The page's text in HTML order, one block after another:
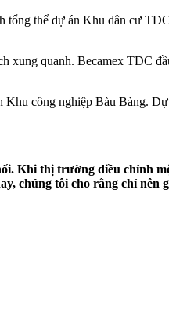
thể dự án Khu dân cư
quanh. Becamex TDC
công nghiệp Bàu Bàng.
Khi thị trường điều chỉnh
chúng tôi cho rằng chỉ nên